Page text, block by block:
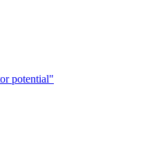
potential"